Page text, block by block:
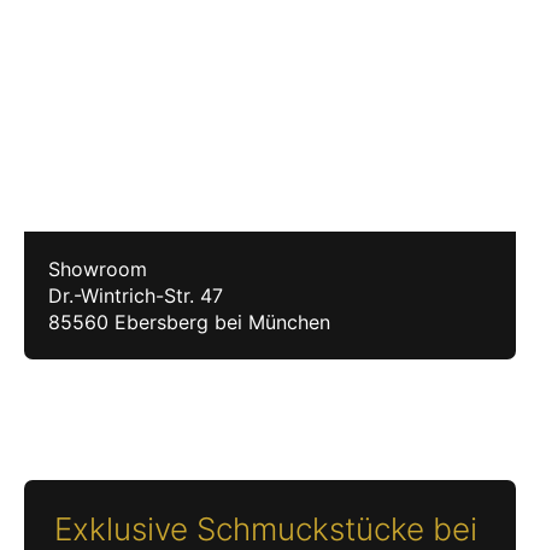
Showroom
Dr.-Wintrich-Str. 47
85560 Ebersberg bei München
Exklusive Schmuckstücke bei